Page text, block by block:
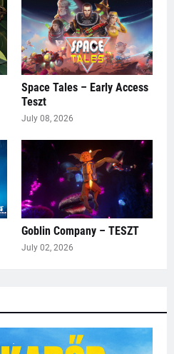
Space Tales – Early Access
Teszt
July 08, 2026
Goblin Company – TESZT
July 02, 2026